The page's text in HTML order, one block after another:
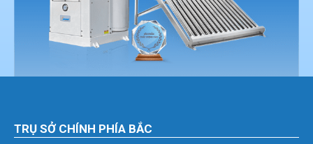
TRỤ SỞ CHÍNH PHÍA BẮC